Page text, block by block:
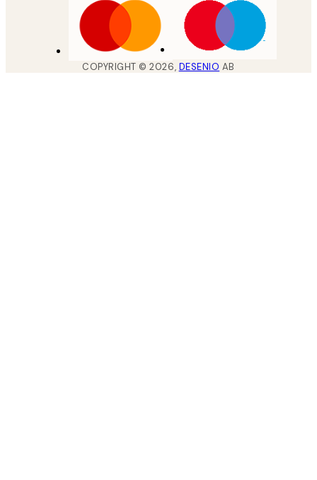
COPYRIGHT ©2026, DESENIO AB